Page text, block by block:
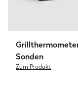
Grillbürste
Edelstahl
Sonden
Zum Produkt